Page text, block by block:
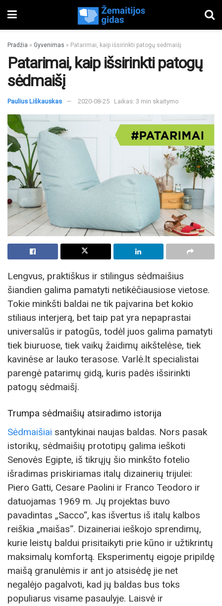
Pradžia » Gyvenimas » Patarimai, kaip išsirinkti patogų sėdmaišį
Patarimai, kaip išsirinkti patogų
sėdmaišį
Paulius Liškauskas 2020-08-25 Laikas: 3 min skaitymo
Lengvus, praktiškus ir stilingus sėdmaišius
šiandien galima pamatyti netikėčiausiose vietose.
Tokie minkšti baldai ne tik paįvarina bet kokio
stiliaus interjerą, bet taip pat yra nepaprastai
universalūs ir patogūs, todėl juos galima pamatyti
tiek biuruose, tiek vaikų žaidimų aikštelėse, tiek
kavinėse ar lauko terasose. Varlė.lt specialistai
parengė patarimų gidą, kuris padės išsirinkti
patogų sėdmaišį.
Trumpa sėdmaišių atsiradimo istorija
Sėdmaišiai santykinai naujas baldas. Nors pasak
istorikų, sėdmaišių prototipų galima ieškoti
Senovės Egipte, iš tikrųjų šio minkšto fotelio
išradimas priskiriamas italų dizainerių trijulei:
Piero Gatti, Cesare Paolini ir Franco Teodoro ir
datuojamas 1969 m. Jų projektas buvo
pavadintas „Sacco“, kas išvertus iš italų kalbos
reiškia „maišas“. Dizaineriai ieškojo sprendimų,
kurie leistų baldui prisitaikyti prie kūno ir užtikrintų
maksimalų komfortą. Eksperimentų eigoje pripildę
maišą granulėmis ir ant jo atsisėdę jie net
negalėjo pagalvoti, kad jų baldas bus toks
populiarus visame pasaulyje. Laisvė ir